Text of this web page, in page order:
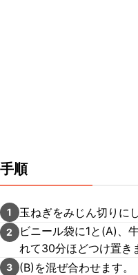
手順
1 玉ねぎをみじん切りに
2
ビニール袋に1と(A)、
れて30分ほどつけ置き
3 (B)を混ぜ合わせます。